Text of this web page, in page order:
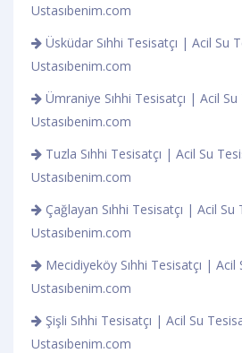
Ustasıbenim.com
Üsküdar Sıhhi Tesisatçı | Acil Su
Ustasıbenim.com
Ümraniye Sıhhi Tesisatçı | Acil Su
Ustasıbenim.com
Tuzla Sıhhi Tesisatçı | Acil Su
Ustasıbenim.com
Çağlayan Sıhhi Tesisatçı | Acil Su
Ustasıbenim.com
Mecidiyeköy Sıhhi Tesisatçı | Acil
Ustasıbenim.com
Şişli Sıhhi Tesisatçı | Acil Su
Ustasıbenim.com